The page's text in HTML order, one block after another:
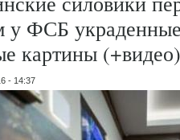
у ФСБ
картины (+видео)
- 14:37